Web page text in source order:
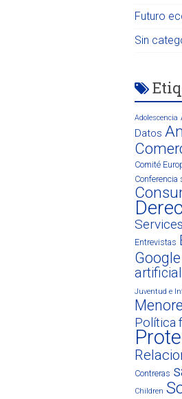
Futuro
Sin
Adolescencia
Datos
Comité
Conferencia
Entrevistas
Google
artificial
Juventud e
Política
Contreras
Children